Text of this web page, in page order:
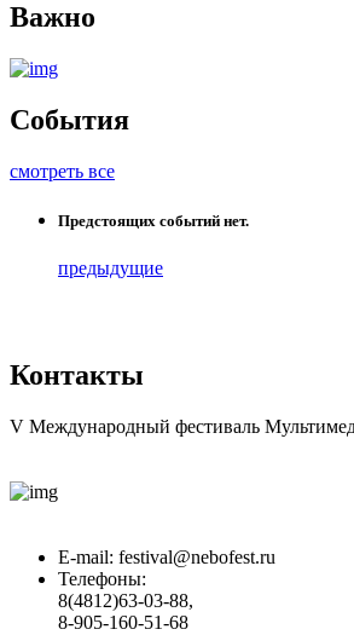
Важно
События
смотреть все
Предстоящих событий нет.
предыдущие
Контакты
V Международный фестиваль
E-mail: festival@nebofest.ru
Телефоны:
8(4812)63-03-88,
8-905-160-51-68